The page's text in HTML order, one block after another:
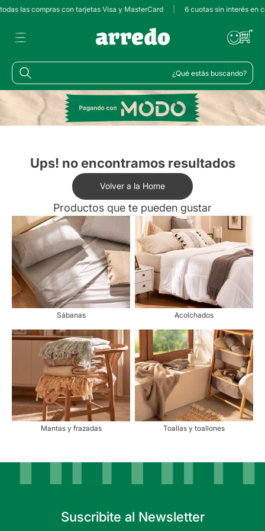
las compras con tarjetas Visa y MasterCard 6 cuotas sin interés en
¿Qué estás buscando?
Ups! no encontramos resultados
Volver a la Home
Productos que te pueden gustar
Sábanas Acolchados
Mantas y frazadas Toallas y toallones
Suscribite al Newsletter